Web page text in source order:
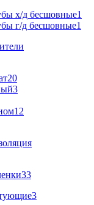
х/д бесшовные1
г/д бесшовные1
20
3
12
33
3